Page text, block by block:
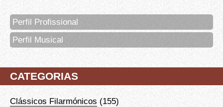
Perfil Profissional
Perfil Musical
CATEGORIAS
Clássicos Filarmónicos (155)